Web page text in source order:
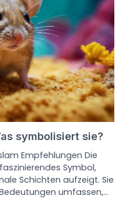
symbolisiert sie?
Empfehlungen Die
Symbol,
Schichten aufzeigt. Sie
umfassen,…